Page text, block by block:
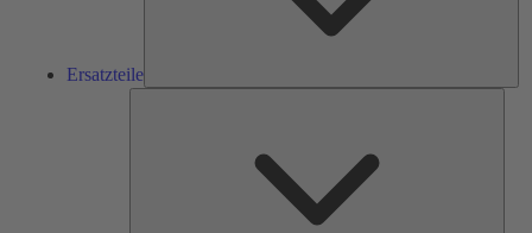
Ersatzteile